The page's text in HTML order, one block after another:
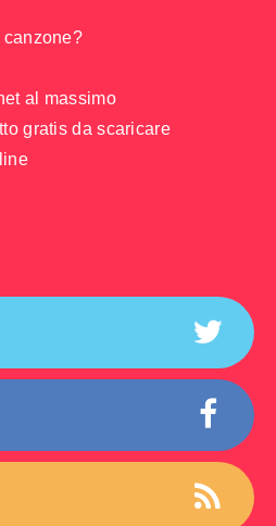
al massimo
gratis da scaricare